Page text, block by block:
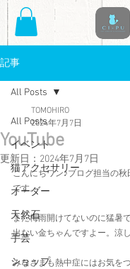
記事
All Posts
イベント
猫アクセサリー
オーダー
天然石
手芸
ショップ
All Posts
YouTube
TOMOHIRO
2024年7月7日
更新日： 2024年7月7日
こんにちワン♪ブログ担当の秋
です。
まだ梅雨開けてないのに猛暑
出ない金ちゃんですよー。涼
みなさまも熱中症にはお気を